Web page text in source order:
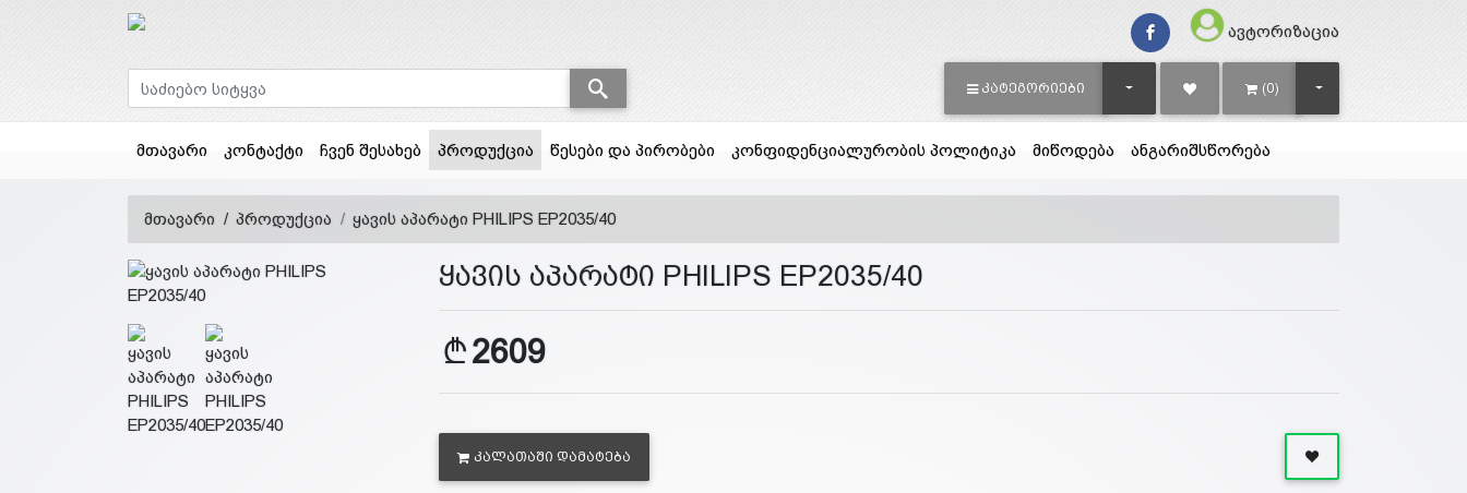
ავტორიზაცია
ᲙᲐᲢᲔᲒᲝᲠᲘᲔᲑᲘ TOGGLE DROPDOWN(0) TOGGLE DROPDOWN
მთავარი კონტაქტი ჩვენ შესახებ პროდუქცია(current)
წესები და პირობები კონფიდენციალურობის პოლიტიკა მიწოდება ანგარიშსწორება
მთავარი პროდუქცია ყავის აპარატი PHILIPS EP2035/40
ყავის აპარატი PHILIPS EP2035/40
2609
ᲙᲐᲚᲐᲗᲐᲨᲘ ᲓᲐᲛᲐᲢᲔᲑᲐ